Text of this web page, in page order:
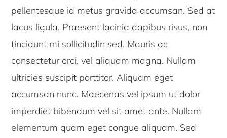
pellentesque id metus gravida accumsan. Sed at
lacus ligula. Praesent lacinia dapibus risus, non
tincidunt mi sollicitudin sed. Mauris ac
consectetur orci, vel aliquam magna. Nullam
ultricies suscipit porttitor. Aliquam eget
accumsan nunc. Maecenas vel ipsum ut dolor
imperdiet bibendum vel sit amet ante. Nullam
elementum quam eget congue aliquam. Sed